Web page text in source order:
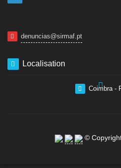
denuncias@sirmaf.pt
Localisation
Coimbra -
©